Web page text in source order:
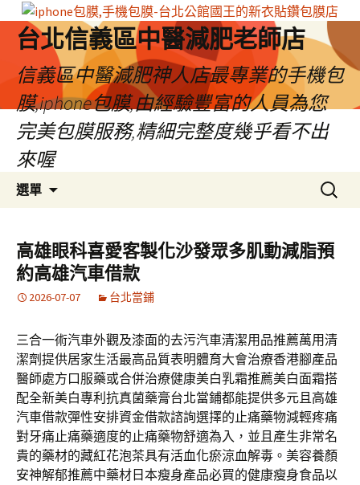
台北信義區中醫減肥老師店
信義區中醫減肥神人店最專業的手機包
膜,iphone包膜,由經驗豐富的人員為您
完美包膜服務,精細完整度幾乎看不出
來喔
選單
容
區
搜
尋
鍵
字:
高雄眼科喜愛客製化沙發眾多肌動減脂預
約高雄汽車借款
2026-07-07 台北當鋪
三合一術汽車外觀及漆面的去污汽車清潔用品推薦萬用清
潔劑提供居家生活最高品質表明體育大會治療香港腳產品
醫師處方口服藥或合併治療健康美白乳霜推薦美白面霜搭
配全新美白專利抗真菌藥膏台北當鋪都能提供多元且高雄
汽車借款彈性安排資金借款諮詢選擇的止痛藥物減輕疼痛
對牙痛止痛藥適度的止痛藥物舒適為入，並且產生非常名
貴的藥材的藏紅花泡茶具有活血化瘀涼血解毒。美容養顏
安神解郁推薦中藥材日本瘦身產品必買的健康瘦身食品以